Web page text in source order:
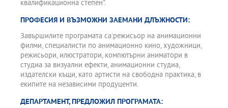
квалификационна степен".
ПРОФЕСИЯ И ВЪЗМОЖНИ ЗАЕМАНИ ДЛЪЖНОСТИ:
Завършилите програмата са:режисьор на анимационни
филми, специалисти по анимационно кино, художници,
режисьори, илюстратори, компютърни аниматори в
студиа за визуални ефекти, анимационни студиа,
издателски къщи, като артисти на свободна практика, в
екипите на независими продуценти.
ДЕПАРТАМЕНТ, ПРЕДЛОЖИЛ ПРОГРАМАТА: